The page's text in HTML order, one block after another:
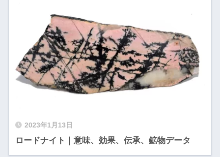
2023年1月13日
ロードナイト｜意味、効果、伝承、鉱物データ